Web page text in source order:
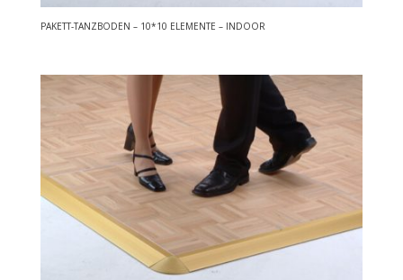
PAKETT-TANZBODEN – 10*10 ELEMENTE – INDOOR